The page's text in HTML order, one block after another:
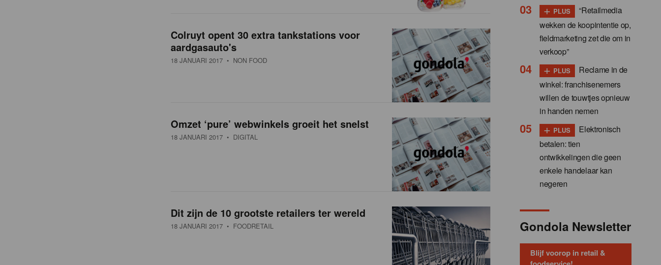
Colruyt opent 30 extra tankstations voor
aardgasauto's
18 JANUARI 2017 • NON FOOD
Omzet ‘pure’ webwinkels groeit het snelst
18 JANUARI 2017 • DIGITAL
Dit zijn de 10 grootste retailers ter wereld
18 JANUARI 2017 • FOODRETAIL
+ PLUS
“Retailmedia
wekken de koopintentie op,
fieldmarketing zet die om in
verkoop”
+ PLUS
Reclame in de
winkel: franchisenemers
willen de touwtjes opnieuw
in handen nemen
+ PLUS
Elektronisch
betalen: tien
ontwikkelingen die geen
enkele handelaar kan
negeren
Gondola Newsletter
Blijf voorop in retail &